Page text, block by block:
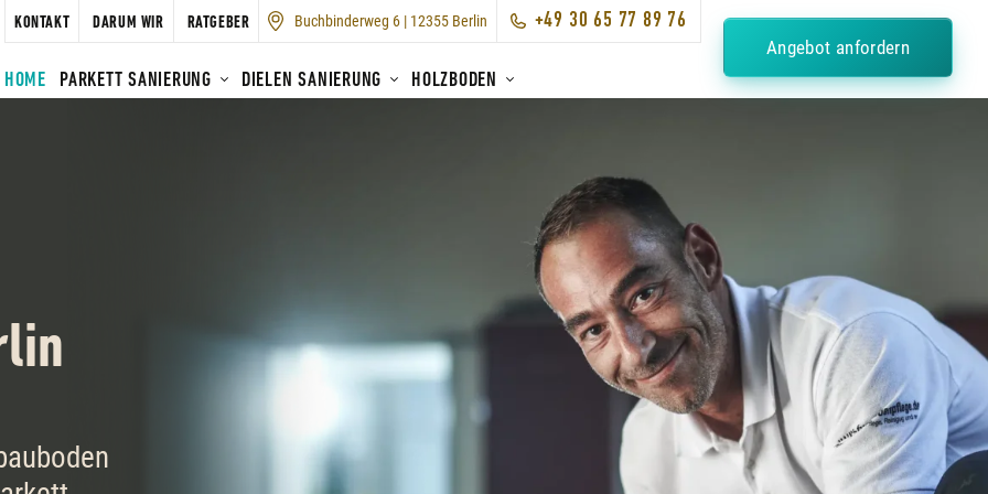
KONTAKT DARUM WIR RATGEBER Buchbinderweg 6 | 12355 Berlin +49 30 65 77 89 76
HOME PARKETT SANIERUNG DIELEN SANIERUNG HOLZBODEN
Angebot anfordern